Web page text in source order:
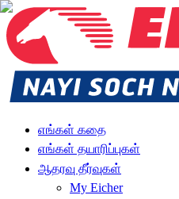
எங்கள் கதை
எங்கள் தயாரிப்புகள்
ஆதரவு தீர்வுகள்
My Eicher